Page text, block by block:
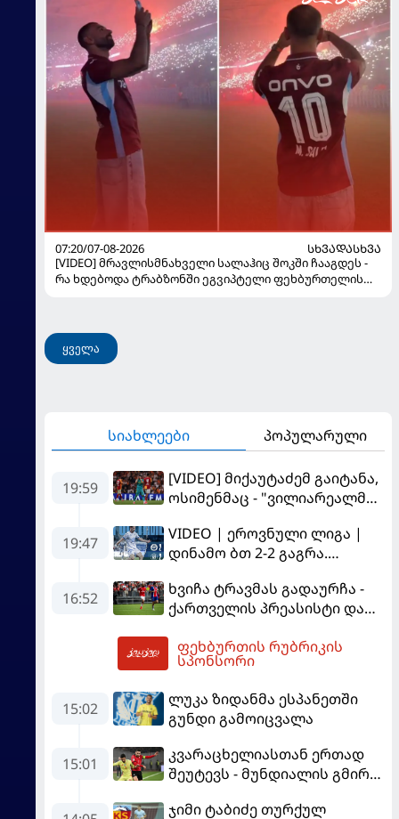
07:20/07-08-2026
ᲡᲮᲕᲐᲓᲐᲡᲮᲕᲐ
[VIDEO] მრავლისმნახველი სალაჰიც შოკში ჩააგდეს -
რა ხდებოდა ტრაბზონში ეგვიპტელი ფეხბურთელის
ყველა
სიახლეები პოპულარული
19:59
[VIDEO] მიქაუტაძემ გაიტანა,
ოსიმენმაც - "ვილიარეალმა"
"გალათასარაის" მოუგო
19:47
VIDEO | ეროვნული ლიგა |
დინამო ბთ 2-2 გაგრა.
16:52
ხვიჩა ტრავმას გადაურჩა -
ქართველის პრეასისტი და
იუნაიტედთან"
ფეხბურთის რუბრიკის
სპონსორი
15:02
ლუკა ზიდანმა ესპანეთში
გუნდი გამოიცვალა
15:01
კვარაცხელიასთან ერთად
შეუტევს - მუნდიალის გმირი
გახდება
ჯიმი ტაბიძე თურქულ